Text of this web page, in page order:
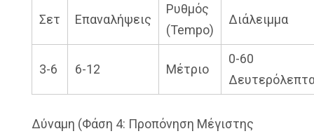
Σετ Επαναλήψεις
Ρυθμός
(Tempo)
Διάλειμμα
3-6 6-12 Μέτριο
0-60
Δύναμη (Φάση 4: Προπόνηση Μέγιστης